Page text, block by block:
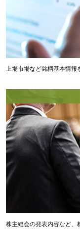
上場市場など銘柄基本情報
株主総会の発表内容など、